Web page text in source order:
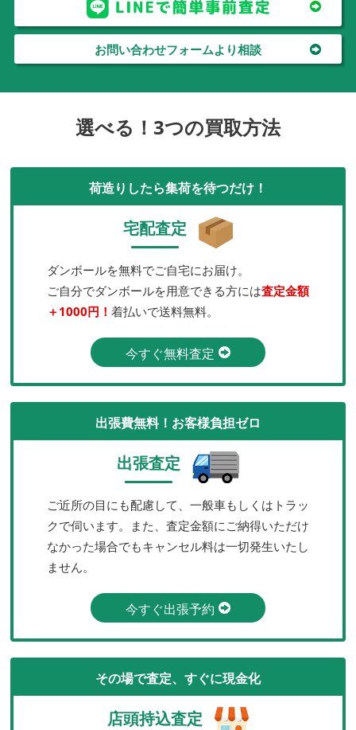
お問い合わせフォームより相談
選べる！3つの買取方法
荷造りしたら集荷を待つだけ！
宅配査定
ダンボールを無料でご自宅にお届け。
ご自分でダンボールを用意できる方には査定金額
＋1000円！ 着払いで送料無料。
今すぐ無料査定
出張費無料！お客様負担ゼロ
出張査定
ご近所の目にも配慮して、一般車もしくはトラッ
クで伺います。また、査定金額にご納得いただけ
なかった場合でもキャンセル料は一切発生いたし
ません。
今すぐ出張予約
その場で査定、すぐに現金化
店頭持込査定